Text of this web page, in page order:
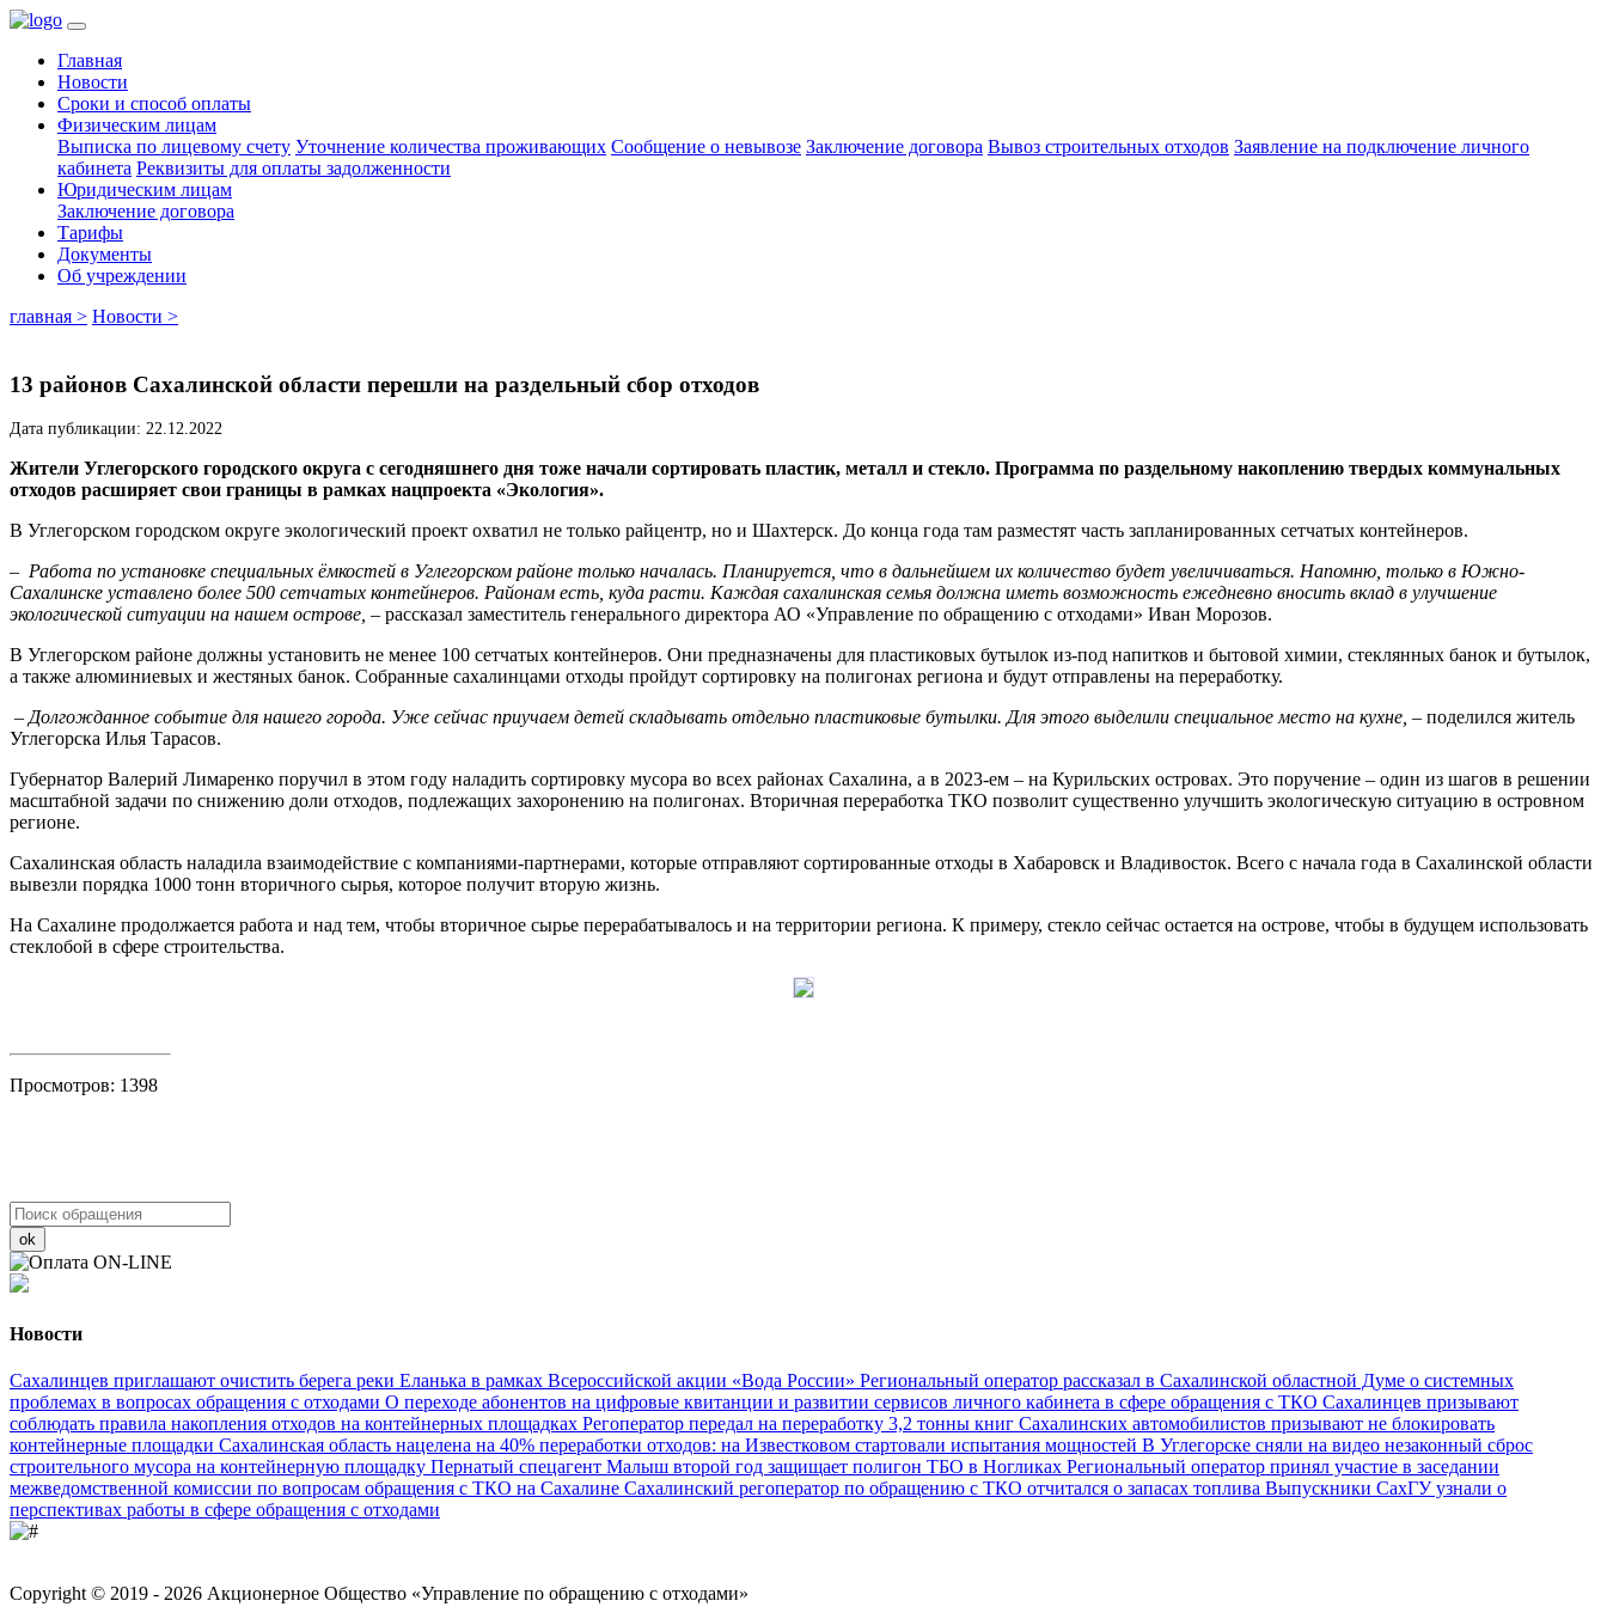
Главная
Новости
Сроки и способ оплаты
Физическим лицам
Выписка по лицевому счету Уточнение количества проживающих Сообщение о невывозе Заключение договора Вывоз строительных отходов Заявление на подключение личного
кабинета Реквизиты для оплаты задолженности
Юридическим лицам
Заключение договора
Тарифы
Документы
Об учреждении
главная > Новости >
13 районов Сахалинской области перешли на раздельный сбор отходов
Дата публикации: 22.12.2022
Жители Углегорского городского округа с сегодняшнего дня тоже начали сортировать пластик, металл и стекло. Программа по раздельному накоплению твердых коммунальных
отходов расширяет свои границы в рамках нацпроекта «Экология».
В Углегорском городском округе экологический проект охватил не только райцентр, но и Шахтерск. До конца года там разместят часть запланированных сетчатых контейнеров.
– Работа по установке специальных ёмкостей в Углегорском районе только началась. Планируется, что в дальнейшем их количество будет увеличиваться. Напомню, только в Южно-
Сахалинске уставлено более 500 сетчатых контейнеров. Районам есть, куда расти. Каждая сахалинская семья должна иметь возможность ежедневно вносить вклад в улучшение
экологической ситуации на нашем острове, – рассказал заместитель генерального директора АО «Управление по обращению с отходами» Иван Морозов.
В Углегорском районе должны установить не менее 100 сетчатых контейнеров. Они предназначены для пластиковых бутылок из-под напитков и бытовой химии, стеклянных банок и бутылок,
а также алюминиевых и жестяных банок. Собранные сахалинцами отходы пройдут сортировку на полигонах региона и будут отправлены на переработку.
– Долгожданное событие для нашего города. Уже сейчас приучаем детей складывать отдельно пластиковые бутылки. Для этого выделили специальное место на кухне, – поделился житель
Углегорска Илья Тарасов.
Губернатор Валерий Лимаренко поручил в этом году наладить сортировку мусора во всех районах Сахалина, а в 2023-ем – на Курильских островах. Это поручение – один из шагов в решении
масштабной задачи по снижению доли отходов, подлежащих захоронению на полигонах. Вторичная переработка ТКО позволит существенно улучшить экологическую ситуацию в островном
регионе.
Сахалинская область наладила взаимодействие с компаниями-партнерами, которые отправляют сортированные отходы в Хабаровск и Владивосток. Всего с начала года в Сахалинской области
вывезли порядка 1000 тонн вторичного сырья, которое получит вторую жизнь.
На Сахалине продолжается работа и над тем, чтобы вторичное сырье перерабатывалось и на территории региона. К примеру, стекло сейчас остается на острове, чтобы в будущем использовать
стеклобой в сфере строительства.
Просмотров: 1398
ok
Новости
Сахалинцев приглашают очистить берега реки Еланька в рамках Всероссийской акции «Вода России» Региональный оператор рассказал в Сахалинской областной Думе о системных
проблемах в вопросах обращения с отходами О переходе абонентов на цифровые квитанции и развитии сервисов личного кабинета в сфере обращения с ТКО Сахалинцев призывают
соблюдать правила накопления отходов на контейнерных площадках Регоператор передал на переработку 3,2 тонны книг Сахалинских автомобилистов призывают не блокировать
контейнерные площадки Сахалинская область нацелена на 40% переработки отходов: на Известковом стартовали испытания мощностей В Углегорске сняли на видео незаконный сброс
строительного мусора на контейнерную площадку Пернатый спецагент Малыш второй год защищает полигон ТБО в Ногликах Региональный оператор принял участие в заседании
межведомственной комиссии по вопросам обращения с ТКО на Сахалине Сахалинский регоператор по обращению с ТКО отчитался о запасах топлива Выпускники СахГУ узнали о
перспективах работы в сфере обращения с отходами
Copyright © 2019 - 2026 Акционерное Общество «Управление по обращению с отходами»